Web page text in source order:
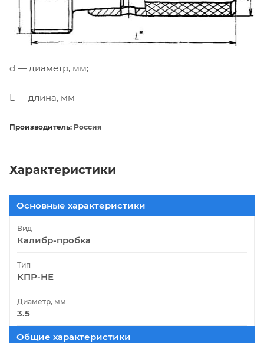
d — диаметр, мм;
L — длина, мм
Производитель: Россия
Характеристики
Основные характеристики
Вид
Калибр-пробка
Тип
КПР-НЕ
Диаметр, мм
3.5
Общие характеристики